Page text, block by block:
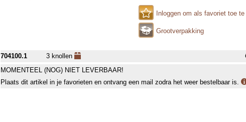
Inloggen om als favoriet toe
Grootverpakking
704100.1 3 knollen
MOMENTEEL (NOG) NIET LEVERBAAR!
Plaats dit artikel in je favorieten en ontvang een mail zodra het weer bestelbaar is.